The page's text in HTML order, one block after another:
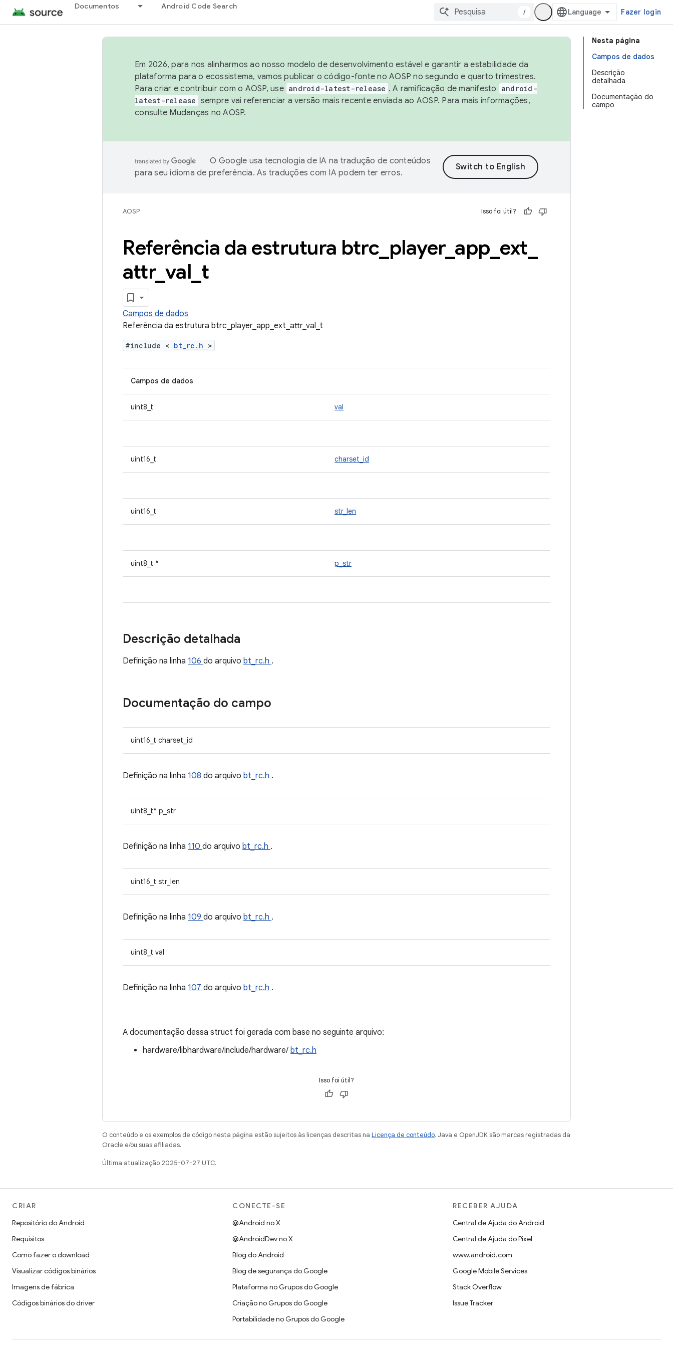
Documentos Android Code Search
/ Fazer login
Nesta página
Campos de dados
Descrição
detalhada
Documentação do
campo
Em 2026, para nos alinharmos ao nosso modelo de desenvolvimento estável e garantir a estabilidade da
plataforma para o ecossistema, vamos publicar o código-fonte no AOSP no segundo e quarto trimestres.
Para criar e contribuir com o AOSP, use android-latest-release . A ramificação de manifesto
android-
latest-release sempre vai referenciar a versão mais recente enviada ao AOSP. Para mais informações,
consulte Mudanças no AOSP.
O Google usa tecnologia de IA na tradução de conteúdos
para seu idioma de preferência. As traduções com IA podem ter erros.
AOSP Isso foi útil?
Referência da estrutura btrc player_ app ext
attr_ val t
Campos de dados
Referência da estrutura btrc_player_app_ext_attr_val_t
#include < bt_rc.h >
Campos de dados
uint8_t val
uint16_t charset_id
uint16_t str_len
uint8_t * p_str
Descrição detalhada
Definição na linha 106 do arquivo bt_rc.h .
Documentação do campo
uint16_t charset_id
Definição na linha 108 do arquivo bt_rc.h .
uint8_t* p_str
Definição na linha 110 do arquivo bt_rc.h .
uint16_t str_len
Definição na linha 109 do arquivo bt_rc.h .
uint8_t val
Definição na linha 107 do arquivo bt_rc.h .
A documentação dessa struct foi gerada com base no seguinte arquivo:
hardware/libhardware/include/hardware/ bt_rc.h
Isso foi útil?
O conteúdo e os exemplos de código nesta página estão sujeitos às licenças descritas na Licença de conteúdo. Java e OpenJDK são marcas registradas da
Oracle e/ou suas afiliadas.
Última atualização 2025-07-27 UTC.
CRIAR
Repositório do Android
Requisitos
Como fazer o download
Visualizar códigos binários
Imagens de fábrica
Códigos binários do driver
CONECTE-SE
@Android no X
@AndroidDev no X
Blog do Android
Blog de segurança do Google
Plataforma no Grupos do Google
Criação no Grupos do Google
Portabilidade no Grupos do Google
RECEBER AJUDA
Central de Ajuda do Android
Central de Ajuda do Pixel
www.android.com
Google Mobile Services
Stack Overflow
Issue Tracker